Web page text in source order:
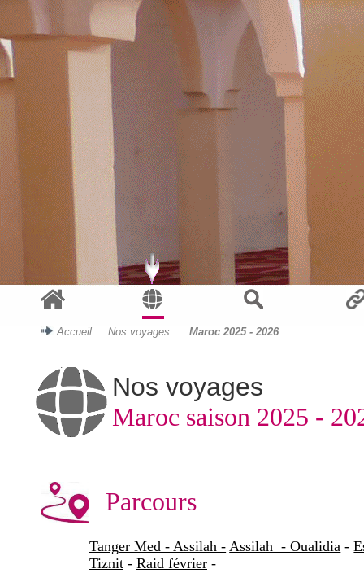
Accueil ... Nos voyages ... Maroc 2025 - 2026
Nos voyages
Maroc saison 2025 -
Parcours
Tanger Med - Assilah - Assilah - Oualidia -
Tiznit - Raid février -